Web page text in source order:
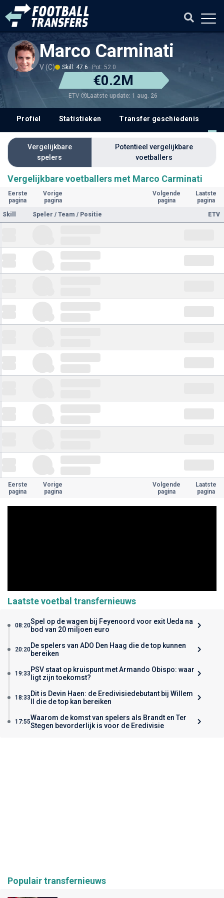
Marco Carminati
V (C) Skill: 47.6 Pot: 52.0
€0.2M
ETV Laatste update: 1 aug. 26
Profiel Statistieken Transfer geschiedenis
Vergelijkbare
spelers
Potentieel vergelijkbare
voetballers
Vergelijkbare voetballers met Marco Carminati
Eerste
pagina
Vorige
pagina
Volgende
pagina
Laatste
pagina
Skill
Speler / Team / Positie ETV
Eerste
pagina
Vorige
pagina
Volgende
pagina
Laatste
pagina
Laatste voetbal transfernieuws
08:20Spel op de wagen bij Feyenoord voor exit Ueda na
bod van 20 miljoen euro
20:20De spelers van ADO Den Haag die de top kunnen
bereiken
19:33 PSV staat op kruispunt met Armando Obispo: waar
ligt zijn toekomst?
18:33 Dit is Devin Haen: de Eredivisiedebutant bij Willem
II die de top kan bereiken
17:55Waarom de komst van spelers als Brandt en Ter
Stegen bevorderlijk is voor de Eredivisie
Populair transfernieuws